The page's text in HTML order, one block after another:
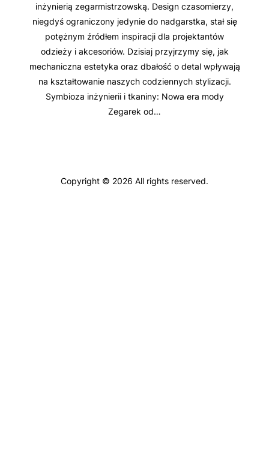
inżynierią zegarmistrzowską. Design czasomierzy,
niegdyś ograniczony jedynie do nadgarstka, stał się
potężnym źródłem inspiracji dla projektantów
odzieży i akcesoriów. Dzisiaj przyjrzymy się, jak
mechaniczna estetyka oraz dbałość o detal wpływają
na kształtowanie naszych codziennych stylizacji.
Symbioza inżynierii i tkaniny: Nowa era mody
Zegarek od…
Copyright © 2026 All rights reserved.